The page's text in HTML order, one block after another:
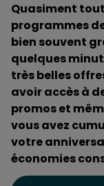
Quasiment
programmes
bien souvent
quelques
très belles
avoir accès à
promos et
vous avez
votre
économies